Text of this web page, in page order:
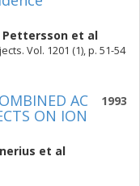
Pettersson et al
Vol. 1201 (1), p. 51-54
1993
AC
ON ION
et al